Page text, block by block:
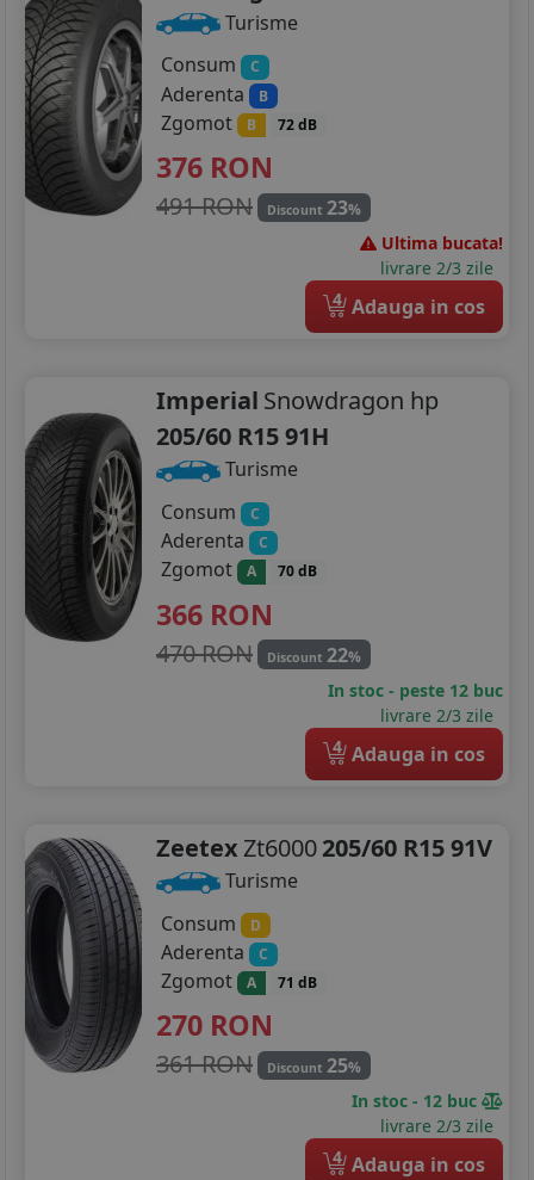
Turisme
Consum
C
Aderenta B
Zgomot B 72 dB
376 RON
491 RON Discount 23%
Ultima bucata!
livrare 2/3 zile
4 Adauga in cos
Imperial Snowdragon hp
205/60 R15 91H
Turisme
Consum
C
Aderenta C
Zgomot A 70 dB
366 RON
470 RON Discount 22%
In stoc - peste 12 buc
livrare 2/3 zile
4 Adauga in cos
ZeetexZt6000205/60 R15 91V
Turisme
Consum
D
Aderenta C
Zgomot A 71 dB
270 RON
361 RON Discount 25%
In stoc - 12 buc
livrare 2/3 zile
4 Adauga in cos